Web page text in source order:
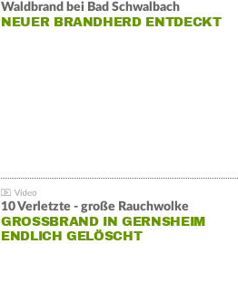
Waldbrand bei Bad Schwalbach
NEUER BRANDHERD ENTDECKT
10 Verletzte - große Rauchwolke
GROSSBRAND IN GERNSHEIM E
NDLICH GELÖSCHT